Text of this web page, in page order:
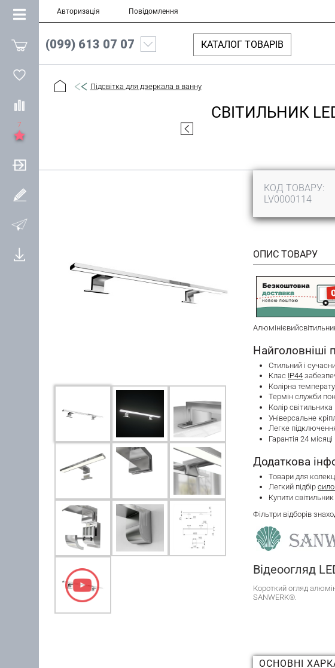
7
Авторизація Повідомлення
КАТАЛОГ ТОВАРІВ
(099) 613 07 07
Підсвітка для дзеркала в ванну
СВІТИЛЬНИК
КОД ТОВАРУ:
LV0000114
ОПИС ТОВАРУ
Найголовніші
Стильний і
Клас IP44
Колірна
Термін служби
Колір
Універсальне
Легке
Гарантія 24 місяці
Додаткова
Товари для
Легкий підбір
Купити
Фільтри відборів
Відеоогляд
Короткий огляд
SANWERK®.
ОСНОВНІ